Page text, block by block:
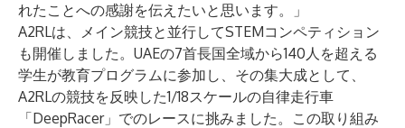
れたことへの感謝を伝えたいと思います。」
A2RLは、メイン競技と並行してSTEMコンペティション
も開催しました。UAEの7首長国全域から140人を超える
学生が教育プログラムに参加し、その集大成として、
A2RLの競技を反映した1/18スケールの自律走行車
「DeepRacer」でのレースに挑みました。この取り組み